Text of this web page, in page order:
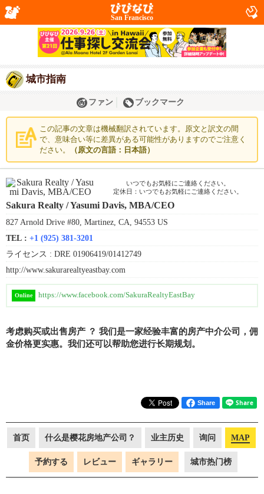
San Francisco
城市指南
ファン ブックマーク
この記事の文章は機械翻訳されています。原文と訳文の間
で、意味合い等に差異がある可能性がありますのでご注意く
ださい。
（原文の言語：日本語）
いつでもお気軽にご連絡ください。
定休日：いつでもお気軽にご連絡ください。
Sakura Realty / Yasumi Davis, MBA/CEO
827 Arnold Drive #80, Martinez, CA, 94553 US
TEL : +1 (925) 381-3201
ライセンス : DRE 01906419/01412749
http://www.sakurarealtyeastbay.com
Online https://www.facebook.com/SakuraRealtyEastBay
考虑购买或出售房产 ？ 我们是一家经验丰富的房产中介公司，佣
金价格更实惠。我们还可以帮助您进行长期规划。
Share
首页 什么是樱花房地产公司？ 业主历史 询问 MAP
予約する レビュー ギャラリー 城市热门榜